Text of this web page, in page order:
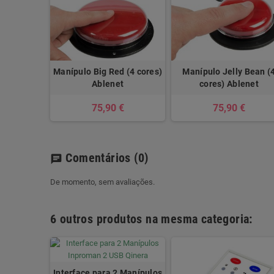
Manípulo Big Red (4 cores)
Ablenet
75,90 €
Manípulo Jelly Bean
cores) Ablenet
75,90 €
chat Comentários (0)
De momento, sem avaliações.
6 outros produtos na mesma categoria: